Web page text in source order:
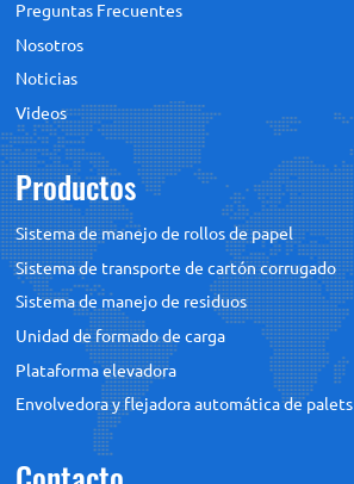
Preguntas Frecuentes
Nosotros
Noticias
Videos
Productos
Sistema de manejo de rollos de papel
Sistema de transporte de cartón corrugado
Sistema de manejo de residuos
Unidad de formado de carga
Plataforma elevadora
Envolvedora y flejadora automática de palets